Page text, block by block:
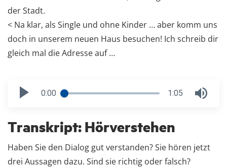
der Stadt.
< Na klar, als Single und ohne Kinder … aber komm uns
doch in unserem neuen Haus besuchen! Ich schreib dir
gleich mal die Adresse auf …
0:00 1:05
Transkript: Hörverstehen
Haben Sie den Dialog gut verstanden? Sie hören jetzt
drei Aussagen dazu. Sind sie richtig oder falsch?